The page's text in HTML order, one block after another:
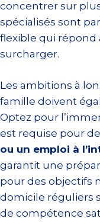
concentrer sur
spécialisés sont
flexible qui répond
surcharger.
Les ambitions à
famille doivent
Optez pour
est requise pour
ou un emploi à
garantit une
pour des objectifs
domicile réguliers
de compétence